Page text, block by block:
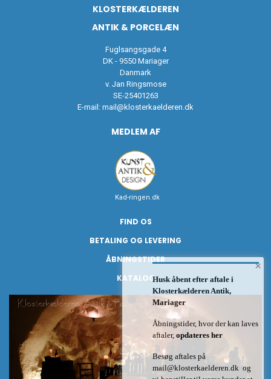
KLOSTERKÆLDEREN
ANTIK & PORCELÆN
Fuglsangsgade 4
DK - 9550 Mariager
Danmark
v. Jan Ringsmose
SE-25401263
E-mail: mail@klosterkaelderen.dk
MEDLEM AF
Kad-ringen.dk
FIND OS
BETALING OG LEVERING
ÅBNINGSTIDER
KATALOG
×
Husk åbent efter aftale i
Klosterkælderen Antik,
Mariager
Åbningstider, hvor der kan laves
aftaler, opdateres her
Besøg aftales på
mail@klosterkaelderen.dk og